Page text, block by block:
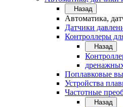
Назад
Автоматика,
Датчики
Контроллеры
Назад
Поплавковые
Устройства
Частотные
Назад